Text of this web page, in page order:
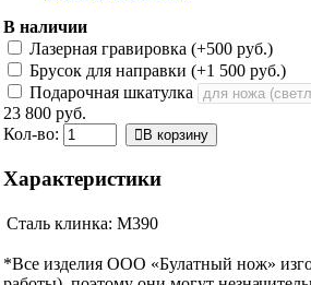
В наличии
Лазерная гравировка (+500 руб.)
Брусок для направки (+1 500 руб.)
Подарочная шкатулка
23 800 руб.
Кол-во:
В корзину
Характеристики
Сталь клинка: М390
*Все изделия ООО «Булатный нож»